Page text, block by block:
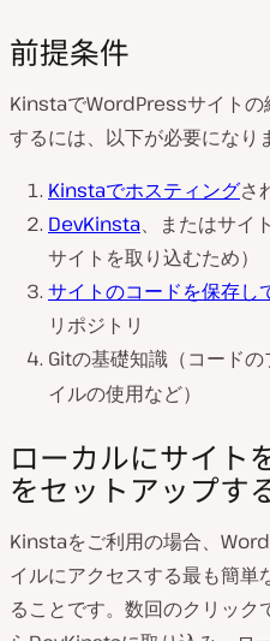
前提条件
KinstaでWordPressサイトの
するには、以下が必要になり
Kinstaでホスティングさ
DevKinsta、またはサイ
サイトを取り込むため）
サイトのコードを保存し
リポジトリ
Gitの基礎知識（コード
イルの使用など）
ローカルにサイト
をセットアップす
Kinstaをご利用の場合、
イルにアクセスする最も簡
ることです。数回のクリッ